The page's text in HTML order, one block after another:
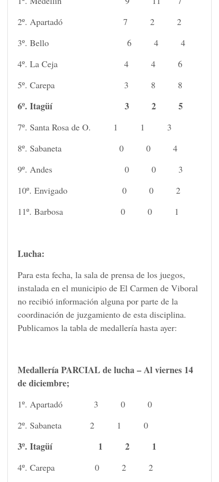
2º. Apartadó 7 2 2
3º. Bello 6 4 4
4º. La Ceja 4 4 6
5º. Carepa 3 8 8
6º. Itagüí 3 2 5
7º. Santa Rosa de O. 1 1 3
8º. Sabaneta 0 0 4
9º. Andes 0 0 3
10º. Envigado 0 0 2
11º. Barbosa 0 0 1
Lucha:
Para esta fecha, la sala de prensa de los juegos,
instalada en el municipio de El Carmen de Viboral
no recibió información alguna por parte de la
coordinación de juzgamiento de esta disciplina.
Publicamos la tabla de medallería hasta ayer:
Medallería PARCIAL de lucha – Al viernes 14
de diciembre;
1º. Apartadó 3 0 0
2º. Sabaneta 2 1 0
3º. Itagüí 1 2 1
4º. Carepa 0 2 2